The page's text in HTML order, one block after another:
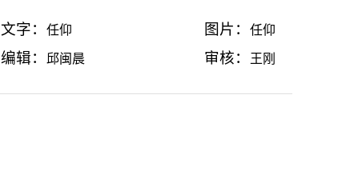
文字： 任仰 图片： 任仰
编辑： 邱闽晨 审核： 王刚